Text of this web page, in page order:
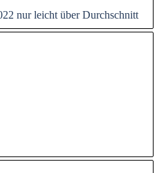
nur leicht über Durchschnitt